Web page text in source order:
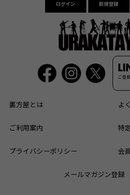
ご登
ログイン 新規登録
裏方屋とは よ
ご利用案内 特
プライバシーポリシー 会
メールマガジン登録